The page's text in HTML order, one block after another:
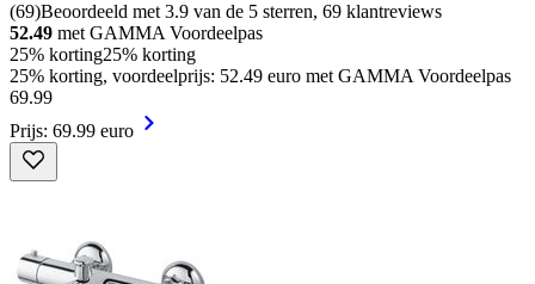
(69)Beoordeeld met 3.9 van de 5 sterren, 69 klantreviews
52.49 met GAMMA Voordeelpas
25% korting25% korting
25% korting, voordeelprijs: 52.49 euro met GAMMA Voordeelpas
69.99
Prijs: 69.99 euro